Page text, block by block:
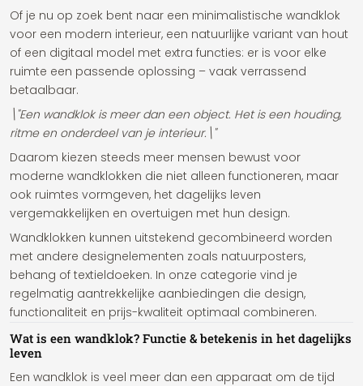
Of je nu op zoek bent naar een minimalistische wandklok
voor een modern interieur, een natuurlijke variant van hout
of een digitaal model met extra functies: er is voor elke
ruimte een passende oplossing – vaak verrassend
betaalbaar.
\"Een wandklok is meer dan een object. Het is een houding,
ritme en onderdeel van je interieur.\"
Daarom kiezen steeds meer mensen bewust voor
moderne wandklokken die niet alleen functioneren, maar
ook ruimtes vormgeven, het dagelijks leven
vergemakkelijken en overtuigen met hun design.
Wandklokken kunnen uitstekend gecombineerd worden
met andere designelementen zoals natuurposters,
behang of textieldoeken. In onze categorie vind je
regelmatig aantrekkelijke aanbiedingen die design,
functionaliteit en prijs-kwaliteit optimaal combineren.
Wat is een wandklok? Functie & betekenis in het dagelijks
leven
Een wandklok is veel meer dan een apparaat om de tijd